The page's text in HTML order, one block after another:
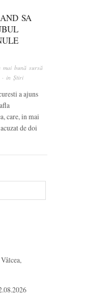
SA
mai bună sursă
· in Știri
a ajuns
care, in mai
de doi